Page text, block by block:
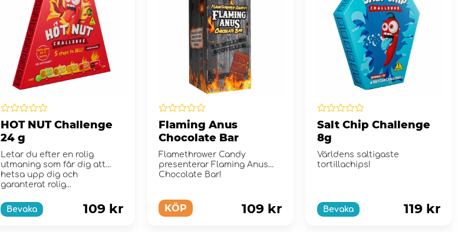
HOT NUT Challenge
24 g
Letar du efter en rolig
utmaning som får dig att
hetsa upp dig och
garanterat rolig...
Bevaka 109 kr
Flaming Anus
Chocolate Bar
Flamethrower Candy
presenterar Flaming Anus
Chocolate Bar!
KÖP 109 kr
Salt Chip Challenge
8g
Världens saltigaste
tortillachips!
Bevaka 119 kr